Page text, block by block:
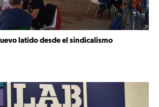
latido desde el sindicalismo